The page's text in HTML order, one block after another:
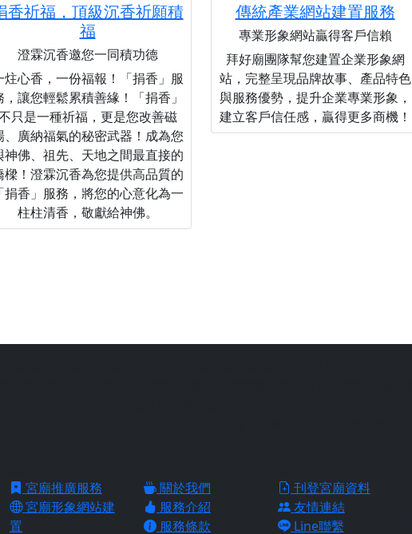
香祈福，頂級沉香祈願積
福
澄霖沉香邀您一同積功德
炷心香，一份福報！「捐香」服
，讓您輕鬆累積善緣！「捐香」
只是一種祈福，更是您改善磁
、廣納福氣的秘密武器！成為您
神佛、祖先、天地之間最直接的
樑！澄霖沉香為您提供高品質的
「捐香」服務，將您的心意化為一
柱柱清香，敬獻給神佛。
傳統產業網站建置服務
專業形象網站贏得客戶信賴
拜好廟團隊幫您建置企業形象網
站，完整呈現品牌故事、產品特色
與服務優勢，提升企業專業形象，
建立客戶信任感，贏得更多商機！
宮廟推廣服務
宮廟形象網站建
置
關於我們
服務介紹
服務條款
刊登宮廟資料
友情連結
Line聯繫